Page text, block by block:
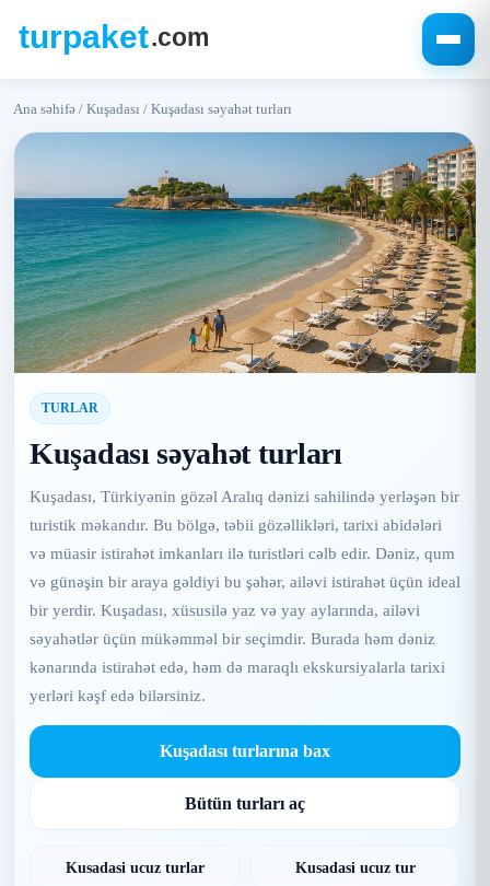
Ana səhifə / Kuşadası / Kuşadası səyahət turları
TURLAR
Kuşadası səyahət turları
Kuşadası, Türkiyənin gözəl Aralıq dənizi sahilində yerləşən bir
turistik məkandır. Bu bölgə, təbii gözəllikləri, tarixi abidələri
və müasir istirahət imkanları ilə turistləri cəlb edir. Dəniz, qum
və günəşin bir araya gəldiyi bu şəhər, ailəvi istirahət üçün ideal
bir yerdir. Kuşadası, xüsusilə yaz və yay aylarında, ailəvi
səyahətlər üçün mükəmməl bir seçimdir. Burada həm dəniz
kənarında istirahət edə, həm də maraqlı ekskursiyalarla tarixi
yerləri kəşf edə bilərsiniz.
Kuşadası turlarına bax
Bütün turları aç
Kusadasi ucuz turlar Kusadasi ucuz tur